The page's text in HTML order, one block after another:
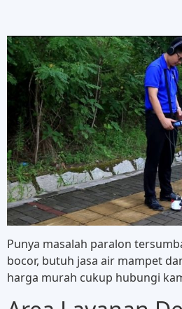
Punya masalah paralon
bocor, butuh jasa air mampet
harga murah cukup hubungi